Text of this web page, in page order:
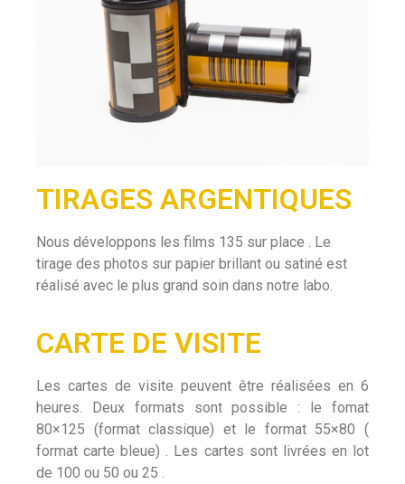
TIRAGES ARGENTIQUES
Nous développons les films 135 sur place . Le
tirage des photos sur papier brillant ou satiné est
réalisé avec le plus grand soin dans notre labo.
CARTE DE VISITE
Les cartes de visite peuvent être réalisées en 6
heures. Deux formats sont possible : le fomat
80×125 (format classique) et le format 55×80 (
format carte bleue) . Les cartes sont livrées en lot
de 100 ou 50 ou 25 .